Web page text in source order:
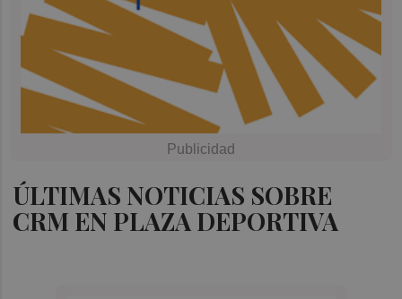
ÚLTIMAS NOTICIAS SOBRE
CRM EN PLAZA DEPORTIVA